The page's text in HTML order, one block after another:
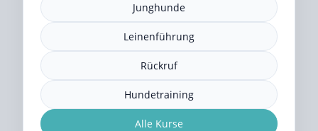
Junghunde
Leinenführung
Rückruf
Hundetraining
Alle Kurse